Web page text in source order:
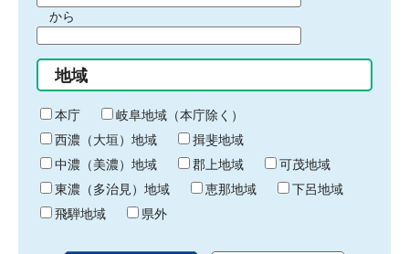
間
始
り
から
間
終
わ
り
地域
本庁
岐阜地域（本庁除く）
西濃（大垣）地域
揖斐地域
中濃（美濃）地域
郡上地域
可茂地域
東濃（多治見）地域
恵那地域
下呂地域
飛騨地域
県外